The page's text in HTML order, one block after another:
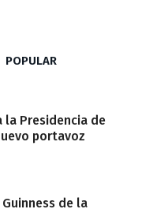
POPULAR
la Presidencia de
portavoz
de la